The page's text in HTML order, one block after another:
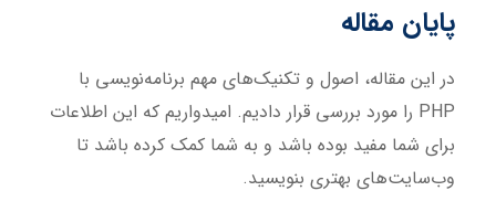
پایان مقاله
در این مقاله، اصول و تکنیک‌های مهم برنامه‌نویسی با
PHP را مورد بررسی قرار دادیم. امیدواریم که این اطلاعات
برای شما مفید بوده باشد و به شما کمک کرده باشد تا
وب‌سایت‌های بهتری بنویسید.